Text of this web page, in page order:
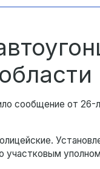
сообщение от